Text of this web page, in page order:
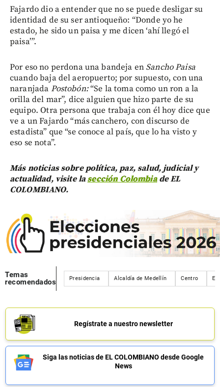
Fajardo dio a entender que no se puede desligar su
identidad de su ser antioqueño: “Donde yo he
estado, he sido un paisa y me dicen ‘ahí llegó el
paisa’”.
Por eso no perdona una bandeja en Sancho Paisa
cuando baja del aeropuerto; por supuesto, con una
naranjada Postobón:“Se la toma como un ron a la
orilla del mar”, dice alguien que hizo parte de su
equipo. Otra persona que trabaja con él hoy dice que
ve a un Fajardo “más canchero, con discurso de
estadista” que “se conoce al país, que lo ha visto y
eso se nota”.
Más noticias sobre política, paz, salud, judicial y
actualidad, visite lasección Colombiade EL
COLOMBIANO.
Temas
recomendados
Presidencia Alcaldía de Medellín Centro
Regístrate a nuestro newsletter
Siga las noticias de EL COLOMBIANO desde Google
News